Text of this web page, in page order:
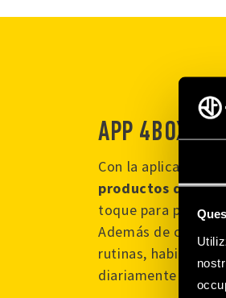
APP 4BOX
Con la aplicación
productos de la
toque para
Además de
rutinas, habilitar
diariamente el